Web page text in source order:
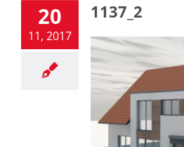
20
11, 2017
1137_2